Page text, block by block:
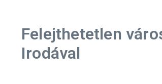
Felejthetetlen
Irodával